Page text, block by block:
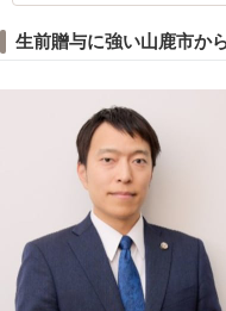
生前贈与に強い山鹿市か